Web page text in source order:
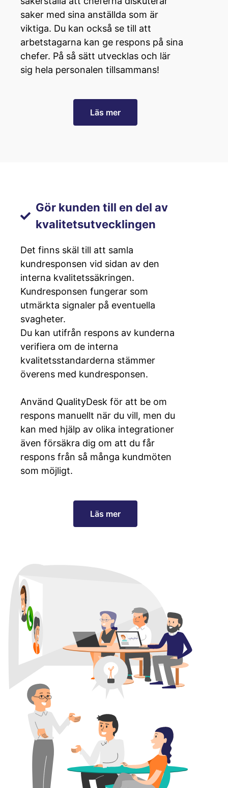
saker med sina anställda som är
viktiga. Du kan också se till att
arbetstagarna kan ge respons på sina
chefer. På så sätt utvecklas och lär
sig hela personalen tillsammans!
Läs mer
Gör kunden till en del av
kvalitetsutvecklingen
Det finns skäl till att samla
kundresponsen vid sidan av den
interna kvalitetssäkringen.
Kundresponsen fungerar som
utmärkta signaler på eventuella
svagheter.
Du kan utifrån respons av kunderna
verifiera om de interna
kvalitetsstandarderna stämmer
överens med kundresponsen.
Använd QualityDesk för att be om
respons manuellt när du vill, men du
kan med hjälp av olika integrationer
även försäkra dig om att du får
respons från så många kundmöten
som möjligt.
Läs mer